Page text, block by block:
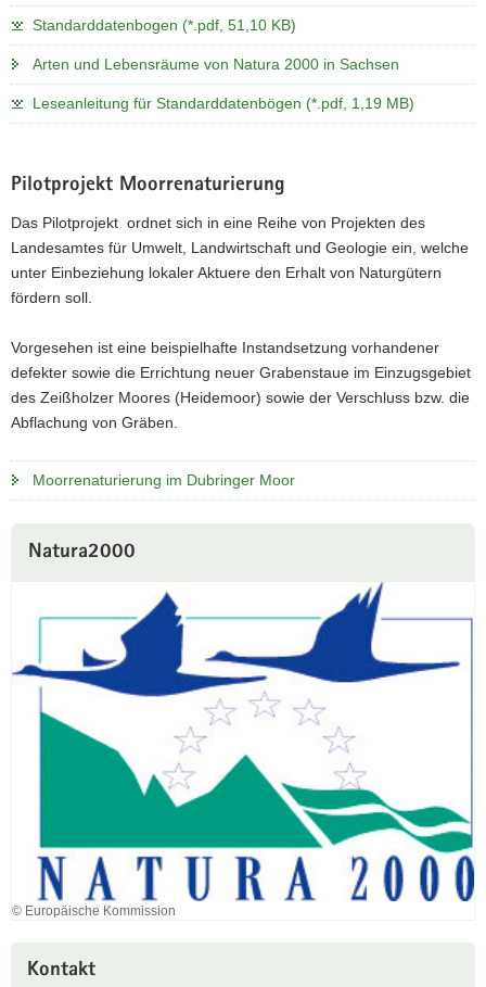
Standarddatenbogen (*.pdf, 51,10 KB)
Arten und Lebensräume von Natura 2000 in Sachsen
Leseanleitung für Standarddatenbögen (*.pdf, 1,19 MB)
Pilotprojekt Moorrenaturierung
Das Pilotprojekt ordnet sich in eine Reihe von Projekten des
Landesamtes für Umwelt, Landwirtschaft und Geologie ein, welche
unter Einbeziehung lokaler Aktuere den Erhalt von Naturgütern
fördern soll.
Vorgesehen ist eine beispielhafte Instandsetzung vorhandener
defekter sowie die Errichtung neuer Grabenstaue im Einzugsgebiet
des Zeißholzer Moores (Heidemoor) sowie der Verschluss bzw. die
Abflachung von Gräben.
Moorrenaturierung im Dubringer Moor
Natura2000
© Europäische Kommission
Kontakt